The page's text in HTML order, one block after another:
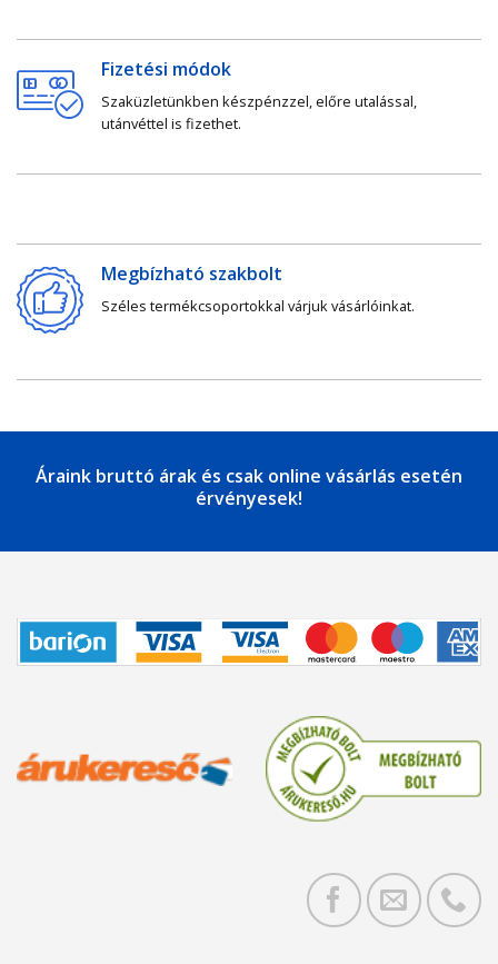
Fizetési módok
Szaküzletünkben készpénzzel, előre utalással,
utánvéttel is fizethet.
Megbízható szakbolt
Széles termékcsoportokkal várjuk vásárlóinkat.
Áraink bruttó árak és csak online vásárlás esetén
érvényesek!